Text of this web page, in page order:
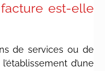
est-elle
de services ou de
d’une